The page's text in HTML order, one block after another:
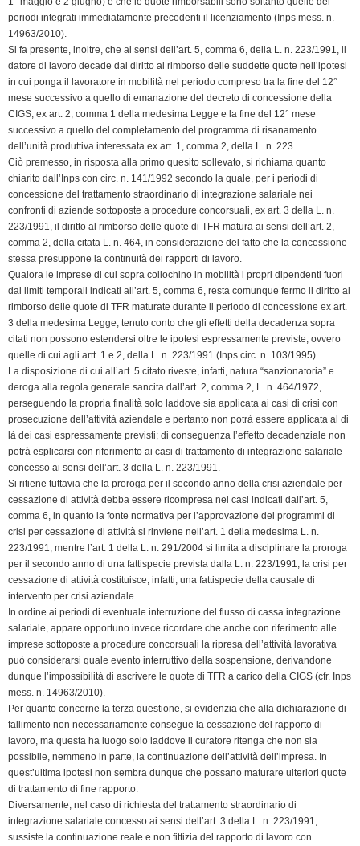
periodi integrati immediatamente precedenti il licenziamento (Inps mess. n.
14963/2010).
Si fa presente, inoltre, che ai sensi dell’art. 5, comma 6, della L. n. 223/1991, il
datore di lavoro decade dal diritto al rimborso delle suddette quote nell’ipotesi
in cui ponga il lavoratore in mobilità nel periodo compreso tra la fine del 12°
mese successivo a quello di emanazione del decreto di concessione della
CIGS, ex art. 2, comma 1 della medesima Legge e la fine del 12° mese
successivo a quello del completamento del programma di risanamento
dell’unità produttiva interessata ex art. 1, comma 2, della L. n. 223.
Ciò premesso, in risposta alla primo quesito sollevato, si richiama quanto
chiarito dall’Inps con circ. n. 141/1992 secondo la quale, per i periodi di
concessione del trattamento straordinario di integrazione salariale nei
confronti di aziende sottoposte a procedure concorsuali, ex art. 3 della L. n.
223/1991, il diritto al rimborso delle quote di TFR matura ai sensi dell’art. 2,
comma 2, della citata L. n. 464, in considerazione del fatto che la concessione
stessa presuppone la continuità dei rapporti di lavoro.
Qualora le imprese di cui sopra collochino in mobilità i propri dipendenti fuori
dai limiti temporali indicati all’art. 5, comma 6, resta comunque fermo il diritto al
rimborso delle quote di TFR maturate durante il periodo di concessione ex art.
3 della medesima Legge, tenuto conto che gli effetti della decadenza sopra
citati non possono estendersi oltre le ipotesi espressamente previste, ovvero
quelle di cui agli artt. 1 e 2, della L. n. 223/1991 (Inps circ. n. 103/1995).
La disposizione di cui all’art. 5 citato riveste, infatti, natura “sanzionatoria” e
deroga alla regola generale sancita dall’art. 2, comma 2, L. n. 464/1972,
perseguendo la propria finalità solo laddove sia applicata ai casi di crisi con
prosecuzione dell’attività aziendale e pertanto non potrà essere applicata al di
là dei casi espressamente previsti; di conseguenza l’effetto decadenziale non
potrà esplicarsi con riferimento ai casi di trattamento di integrazione salariale
concesso ai sensi dell’art. 3 della L. n. 223/1991.
Si ritiene tuttavia che la proroga per il secondo anno della crisi aziendale per
cessazione di attività debba essere ricompresa nei casi indicati dall’art. 5,
comma 6, in quanto la fonte normativa per l’approvazione dei programmi di
crisi per cessazione di attività si rinviene nell’art. 1 della medesima L. n.
223/1991, mentre l’art. 1 della L. n. 291/2004 si limita a disciplinare la proroga
per il secondo anno di una fattispecie prevista dalla L. n. 223/1991; la crisi per
cessazione di attività costituisce, infatti, una fattispecie della causale di
intervento per crisi aziendale.
In ordine ai periodi di eventuale interruzione del flusso di cassa integrazione
salariale, appare opportuno invece ricordare che anche con riferimento alle
imprese sottoposte a procedure concorsuali la ripresa dell’attività lavorativa
può considerarsi quale evento interruttivo della sospensione, derivandone
dunque l’impossibilità di ascrivere le quote di TFR a carico della CIGS (cfr. Inps
mess. n. 14963/2010).
Per quanto concerne la terza questione, si evidenzia che alla dichiarazione di
fallimento non necessariamente consegue la cessazione del rapporto di
lavoro, ma questa ha luogo solo laddove il curatore ritenga che non sia
possibile, nemmeno in parte, la continuazione dell’attività dell’impresa. In
quest’ultima ipotesi non sembra dunque che possano maturare ulteriori quote
di trattamento di fine rapporto.
Diversamente, nel caso di richiesta del trattamento straordinario di
integrazione salariale concesso ai sensi dell’art. 3 della L. n. 223/1991,
sussiste la continuazione reale e non fittizia del rapporto di lavoro con